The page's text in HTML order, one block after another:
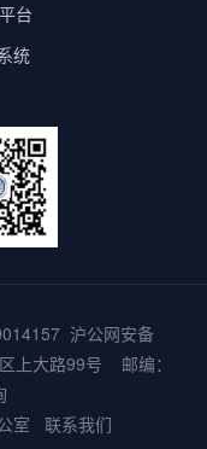
台
统
沪公网安备
上大路99号 邮编：
室 联系我们